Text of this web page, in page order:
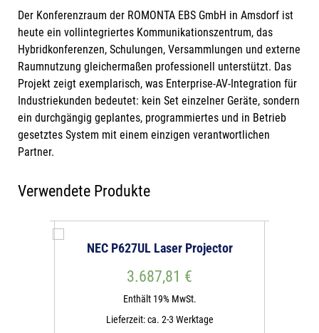
Der Konferenzraum der ROMONTA EBS GmbH in Amsdorf ist
heute ein vollintegriertes Kommunikationszentrum, das
Hybridkonferenzen, Schulungen, Versammlungen und externe
Raumnutzung gleichermaßen professionell unterstützt. Das
Projekt zeigt exemplarisch, was Enterprise-AV-Integration für
Industriekunden bedeutet: kein Set einzelner Geräte, sondern
ein durchgängig geplantes, programmiertes und in Betrieb
gesetztes System mit einem einzigen verantwortlichen
Partner.
Verwendete Produkte
NEC P627UL Laser Projector
3.687,81 €
Enthält 19% MwSt.
Lieferzeit: ca. 2-3 Werktage